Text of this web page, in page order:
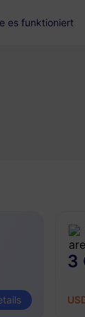
es funktioniert
3